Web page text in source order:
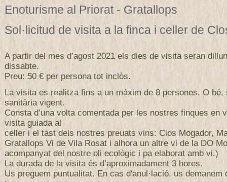
Enoturisme al Priorat - Gratallops
Sol·licitud de visita a la finca i celler de
A partir del mes d’agost 2021 els dies de visita seran
dissabte.
Preu: 50 € per persona tot inclòs.
La visita es realitza fins a un màxim de 8 persones. O bé,
sanitària vigent.
Consta d’una volta comentada per les nostres finques en
visita guiada al
celler i el tast dels nostres preuats vins: Clos Mogador,
Gratallops Vi de Vila Rosat i alhora un altre vi de la DO
acompanyat del nostre oli ecològic i pa elaborat amb vi.)
La durada de la visita és d’aproximadament 3 hores.
Us preguem puntualitat. En cas d'anul·lació, us demanem